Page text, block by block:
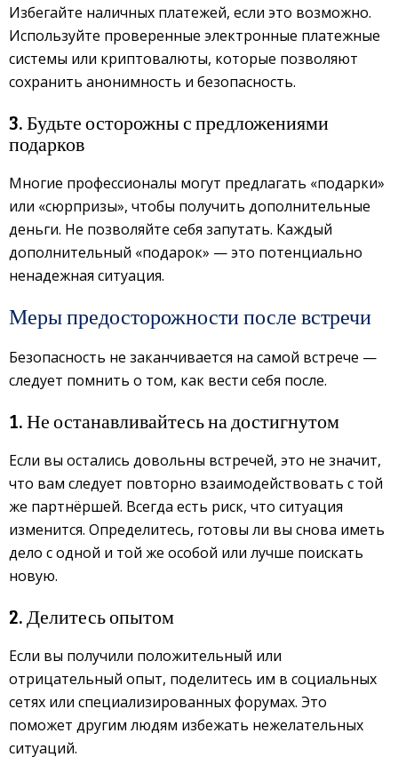
Избегайте наличных платежей, если это возможно.
Используйте проверенные электронные платежные
системы или криптовалюты, которые позволяют
сохранить анонимность и безопасность.
3. Будьте осторожны с предложениями
подарков
Многие профессионалы могут предлагать «подарки»
или «сюрпризы», чтобы получить дополнительные
деньги. Не позволяйте себя запутать. Каждый
дополнительный «подарок» — это потенциально
ненадежная ситуация.
Меры предосторожности после встречи
Безопасность не заканчивается на самой встрече —
следует помнить о том, как вести себя после.
1. Не останавливайтесь на достигнутом
Если вы остались довольны встречей, это не значит,
что вам следует повторно взаимодействовать с той
же партнёршей. Всегда есть риск, что ситуация
изменится. Определитесь, готовы ли вы снова иметь
дело с одной и той же особой или лучше поискать
новую.
2. Делитесь опытом
Если вы получили положительный или
отрицательный опыт, поделитесь им в социальных
сетях или специализированных форумах. Это
поможет другим людям избежать нежелательных
ситуаций.